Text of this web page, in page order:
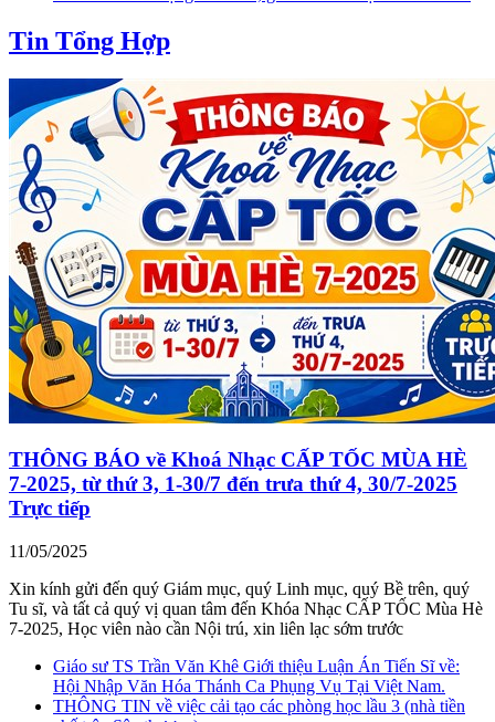
Tin Tổng Hợp
THÔNG BÁO về Khoá Nhạc CẤP TỐC MÙA HÈ
7-2025, từ thứ 3, 1-30/7 đến trưa thứ 4, 30/7-2025
Trực tiếp
11/05/2025
Xin kính gửi đến quý Giám mục, quý Linh mục, quý Bề trên, quý
Tu sĩ, và tất cả quý vị quan tâm đến Khóa Nhạc CẤP TỐC Mùa Hè
7-2025, Học viên nào cần Nội trú, xin liên lạc sớm trước
Giáo sư TS Trần Văn Khê Giới thiệu Luận Án Tiến Sĩ về:
Hội Nhập Văn Hóa Thánh Ca Phụng Vụ Tại Việt Nam.
THÔNG TIN về việc cải tạo các phòng học lầu 3 (nhà tiền